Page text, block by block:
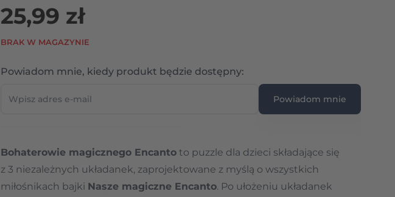
25,99 zł
BRAK W MAGAZYNIE
Powiadom mnie, kiedy produkt będzie dostępny:
Powiadom mnie
Bohaterowie magicznego Encanto to puzzle dla dzieci składające się
z 3 niezależnych układanek, zaprojektowane z myślą o wszystkich
miłośnikach bajki Nasze magiczne Encanto. Po ułożeniu układanek